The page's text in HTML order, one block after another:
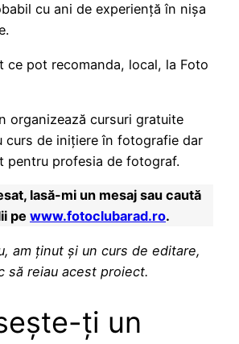
cu ani de experiență în nișa
ce pot recomanda, local, la Foto
organizează cursuri gratuite
curs de inițiere în fotografie dar
pentru profesia de fotograf.
lasă-mi un mesaj sau caută
pe www.fotoclubarad.ro.
am ținut și un curs de editare,
să reiau acest proiect.
ți un